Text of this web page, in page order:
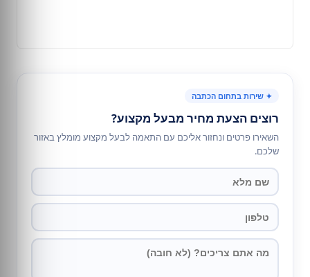
✦ שירות בתחום הכתבה
רוצים הצעת מחיר מבעל מקצוע?
השאירו פרטים ונחזור אליכם עם התאמה לבעל מקצוע מומלץ באזור
שלכם.